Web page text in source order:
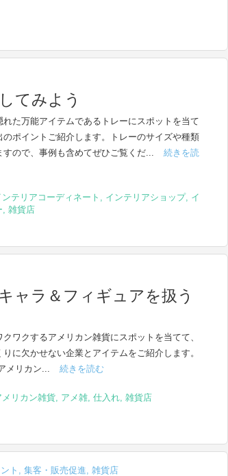
てみよう
た万能アイテムであるトレーにスポットを当て
ポイントご紹介します。トレーのサイズや種類
ので、事例も含めてぜひご覧くだ...
続きを読
ンテリアコーディネート , インテリアショップ, イ
, 雑貨店
ャラ＆フィギュアを扱う
ワクするアメリカン雑貨にスポットを当てて、
に欠かせない企業とアイテムをご紹介します。
メリカン...
続きを読む
メリカン雑貨, アメ雑, 仕入れ, 雑貨店
ト 集客・販売促進 雑貨店